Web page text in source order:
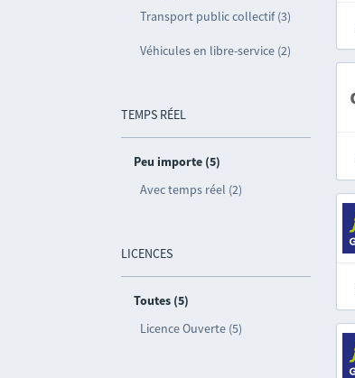
Transport public collectif (3)
Véhicules en libre-service (2)
TEMPS RÉEL
Peu importe (5)
Avec temps réel (2)
LICENCES
Toutes (5)
Licence Ouverte (5)